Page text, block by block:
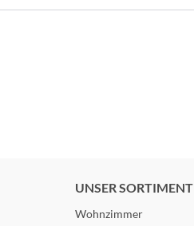
UNSER SORTIMENT
Wohnzimmer